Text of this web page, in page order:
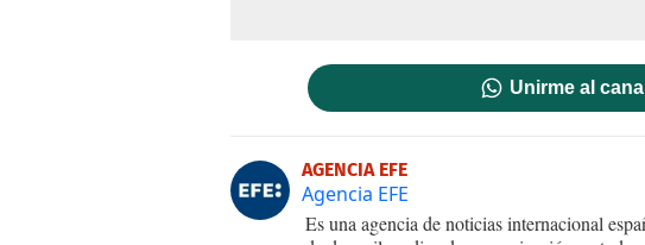
Unirme al
AGENCIA EFE
Agencia EFE
Es una agencia de noticias internacional